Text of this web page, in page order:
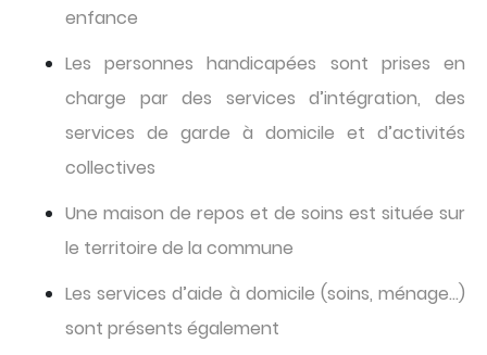
enfance
Les personnes handicapées sont prises en
charge par des services d’intégration, des
services de garde à domicile et d’activités
collectives
Une maison de repos et de soins est située sur
le territoire de la commune
Les services d’aide à domicile (soins, ménage…)
sont présents également